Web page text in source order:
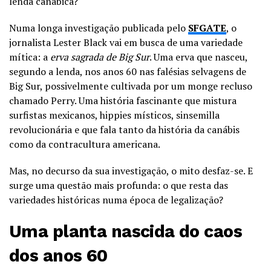
Numa longa investigação publicada pelo SFGATE, o
jornalista Lester Black vai em busca de uma variedade
mítica: a erva sagrada de Big Sur. Uma erva que nasceu,
segundo a lenda, nos anos 60 nas falésias selvagens de
Big Sur, possivelmente cultivada por um monge recluso
chamado Perry. Uma história fascinante que mistura
surfistas mexicanos, hippies místicos, sinsemilla
revolucionária e que fala tanto da história da canábis
como da contracultura americana.
Mas, no decurso da sua investigação, o mito desfaz-se. E
surge uma questão mais profunda: o que resta das
variedades históricas numa época de legalização?
Uma planta nascida do caos
dos anos 60